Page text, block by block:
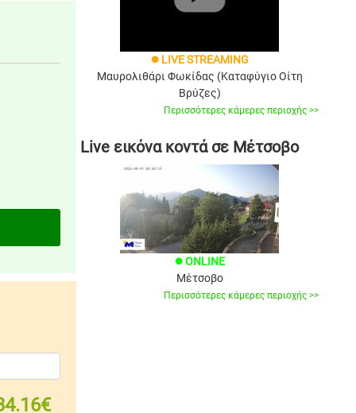
brightness_1 LIVE STREAMING
Μαυρολιθάρι Φωκίδας (Καταφύγιο Οίτη
Βρύζες)
Περισσότερες κάμερες περιοχής >>
Live εικόνα κοντά σε Μέτσοβο
brightness_1 ONLINE
Μέτσοβο
Περισσότερες κάμερες περιοχής >>